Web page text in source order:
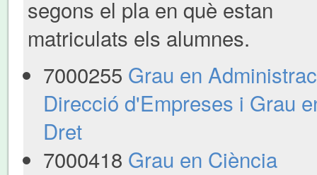
segons el pla en què estan
matriculats els alumnes.
7000255 Grau en
Direcció d'Empreses i Grau
Dret
7000418 Grau en Ciència